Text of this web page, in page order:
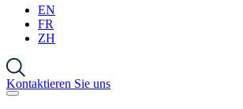
EN
FR
ZH
Kontaktieren Sie uns